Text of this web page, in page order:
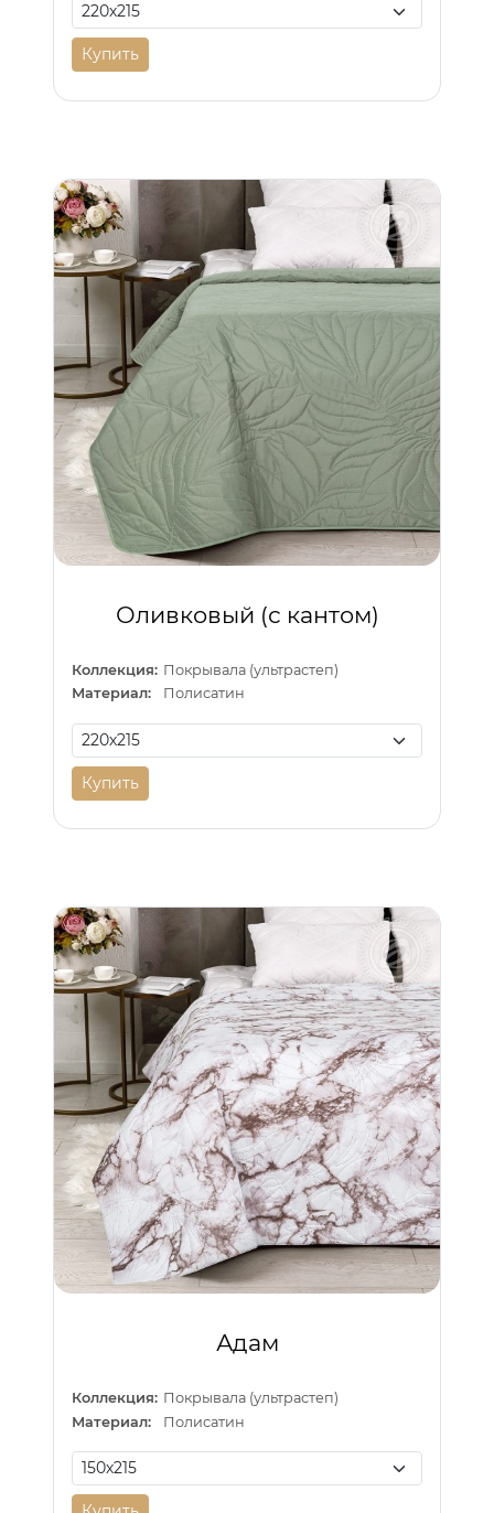
Купить
Оливковый (с кантом)
Коллекция: Покрывала (ультрастеп)
Материал:
Полисатин
Купить
Адам
Коллекция: Покрывала (ультрастеп)
Материал:
Полисатин